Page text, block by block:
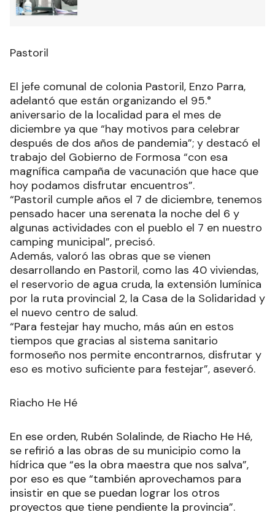
Pastoril
El jefe comunal de colonia Pastoril, Enzo Parra,
adelantó que están organizando el 95.°
aniversario de la localidad para el mes de
diciembre ya que “hay motivos para celebrar
después de dos años de pandemia”; y destacó el
trabajo del Gobierno de Formosa “con esa
magnífica campaña de vacunación que hace que
hoy podamos disfrutar encuentros”.
“Pastoril cumple años el 7 de diciembre, tenemos
pensado hacer una serenata la noche del 6 y
algunas actividades con el pueblo el 7 en nuestro
camping municipal”, precisó.
Además, valoró las obras que se vienen
desarrollando en Pastoril, como las 40 viviendas,
el reservorio de agua cruda, la extensión lumínica
por la ruta provincial 2, la Casa de la Solidaridad y
el nuevo centro de salud.
“Para festejar hay mucho, más aún en estos
tiempos que gracias al sistema sanitario
formoseño nos permite encontrarnos, disfrutar y
eso es motivo suficiente para festejar”, aseveró.
Riacho He Hé
En ese orden, Rubén Solalinde, de Riacho He Hé,
se refirió a las obras de su municipio como la
hídrica que “es la obra maestra que nos salva”,
por eso es que “también aprovechamos para
insistir en que se puedan lograr los otros
proyectos que tiene pendiente la provincia”.